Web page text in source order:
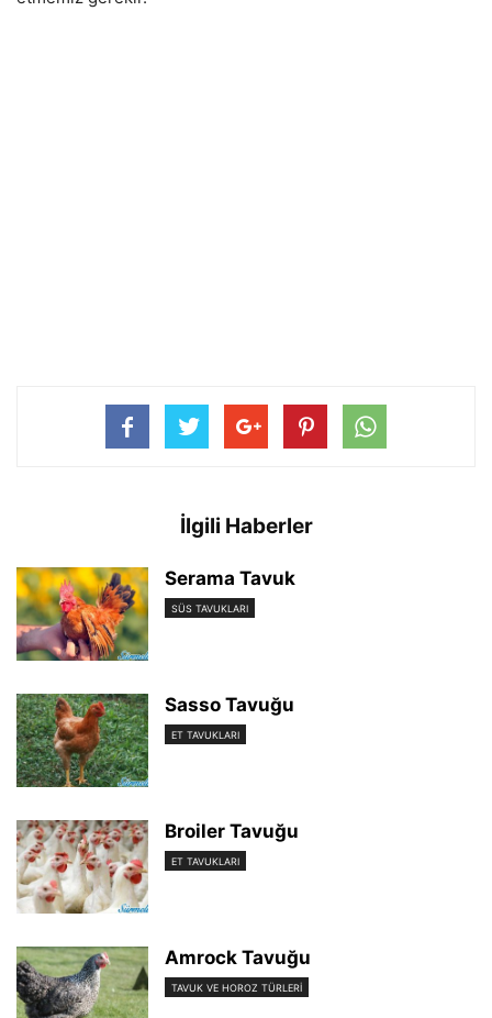
İlgili Haberler
Serama Tavuk
SÜS TAVUKLARI
Sasso Tavuğu
ET TAVUKLARI
Broiler Tavuğu
ET TAVUKLARI
Amrock Tavuğu
TAVUK VE HOROZ TÜRLERI